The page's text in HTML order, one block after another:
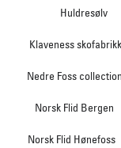
Huldresølv
Klaveness skofabrikk
Nedre Foss collection
Norsk Flid Bergen
Norsk Flid Hønefoss